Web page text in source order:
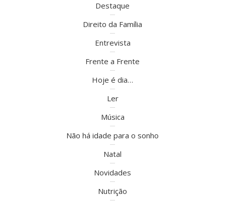
Destaque
Direito da Família
Entrevista
Frente a Frente
Hoje é dia…
Ler
Música
Não há idade para o sonho
Natal
Novidades
Nutrição